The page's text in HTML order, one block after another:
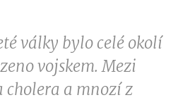
války bylo celé okolí
vojskem. Mezi
cholera a mnozí z